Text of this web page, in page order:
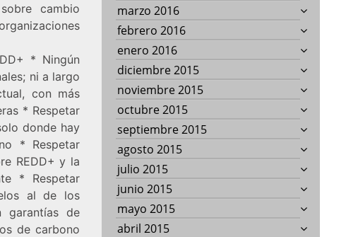
cambio
* Ningún
ni a largo
con más
* Respetar
donde hay
* Respetar
REDD+ y la
* Respetar
al de los
garantías de
de carbono
marzo 2016
febrero 2016
enero 2016
diciembre 2015
noviembre 2015
octubre 2015
septiembre 2015
agosto 2015
julio 2015
junio 2015
mayo 2015
abril 2015